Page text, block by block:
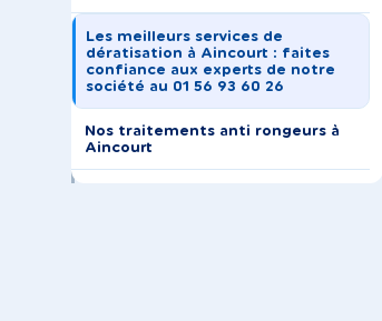
Les meilleurs services de
dératisation à Aincourt : faites
confiance aux experts de notre
société au 01 56 93 60 26
Nos traitements anti rongeurs à
Aincourt